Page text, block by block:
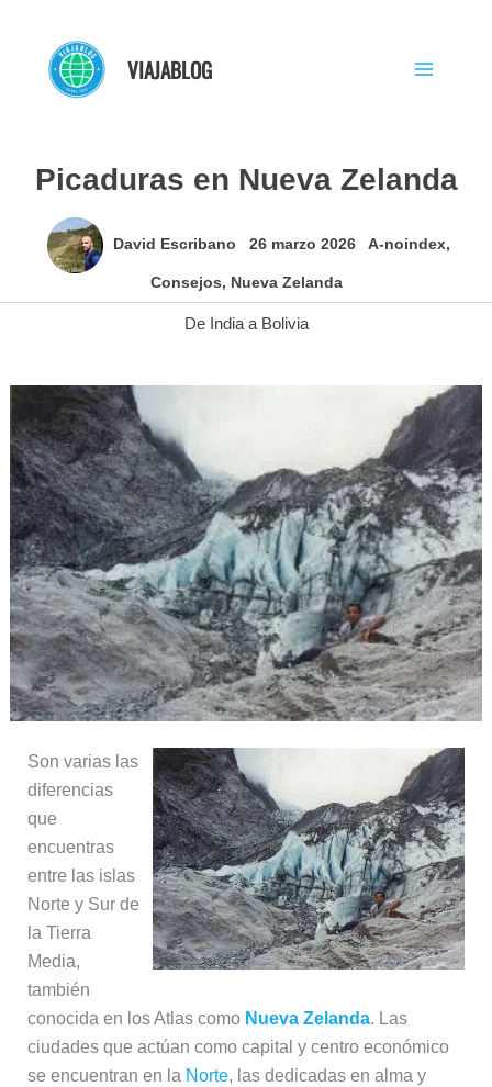
contenido
VIAJABLOG
Picaduras en Nueva Zelanda
David Escribano 26 marzo 2026 A-noindex,
Consejos, Nueva Zelanda
De India a Bolivia
Son varias las
diferencias
que
encuentras
entre las islas
Norte y Sur de
la Tierra
Media,
también
conocida en los Atlas como Nueva Zelanda. Las
ciudades que actúan como capital y centro económico
se encuentran en la Norte, las dedicadas en alma y